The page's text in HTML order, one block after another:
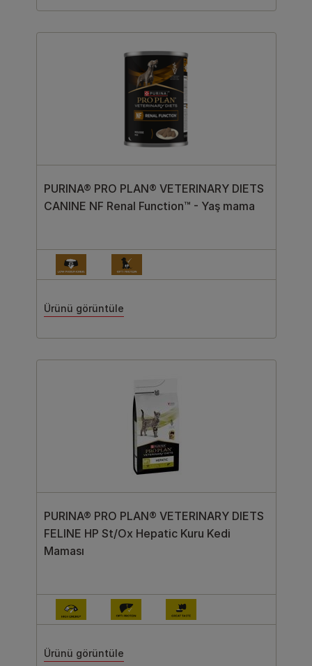
PURINA® PRO PLAN® VETERINARY DIETS
CANINE NF Renal Function™ - Yaş mama
Ürünü görüntüle
PURINA® PRO PLAN® VETERINARY DIETS
FELINE HP St/Ox Hepatic Kuru Kedi
Maması
Ürünü görüntüle